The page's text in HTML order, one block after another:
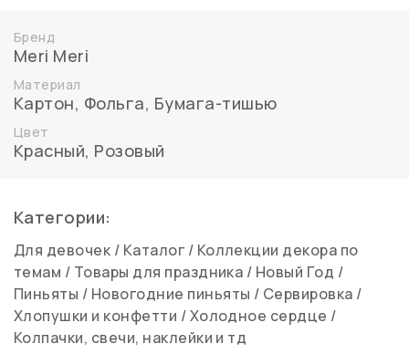
Бренд
Meri Meri
Материал
Картон, Фольга, Бумага-тишью
Цвет
Красный, Розовый
Категории:
Для девочек / Каталог / Коллекции декора по
темам / Товары для праздника / Новый Год /
Пиньяты / Новогодние пиньяты / Сервировка /
Хлопушки и конфетти /Холодное сердце /
Колпачки, свечи, наклейки и тд